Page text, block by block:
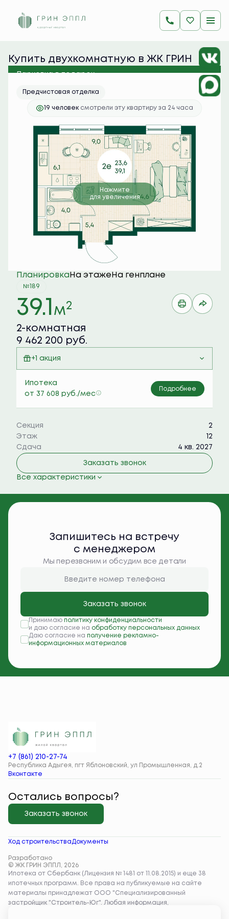
2-комнатная 39.1 м
9 462 200 руб.
Ипотека от 37 608 руб./мес.
Купить двухкомнатную в ЖК ГРИН
ЭППЛ
Парковка в подарок
Предчистовая отделка
19 человек смотрели эту квартиру за 24 часа
Нажмите
для увеличения
Планировка На этаже На генплане
№189
39.1 м2
2-комнатная
9 462 200 руб.
+1 акция
Ипотека
от 37 608 руб./мес
Подробнее
Секция
2
Этаж
12
Сдача
4 кв. 2027
Заказать звонок
Все характеристики
Запишитесь на встречу
с менеджером
Мы перезвоним и обсудим все детали
Заказать звонок
Принимаю политику конфиденциальности
и даю согласие на обработку персональных данных
Даю согласие на получение рекламно-
информационных материалов
+7 (861) 210-27-74
Республика Адыгея, пгт Яблоновский, ул Промышленная, д.2
Вконтакте
Ход строительстваДокументы
Разработано
© ЖК ГРИН ЭППЛ, 2026
Остались вопросы?
Заказать звонок